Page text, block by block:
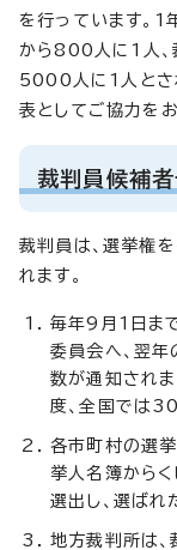
を行っています。
から800人に1人、
5000人に1人とさ
表としてご協力をお
裁判員候補
裁判員は、選挙権
れます。
毎年9月1日ま
委員会へ、翌
数が通知され
度、全国では
各市町村の選
挙人名簿から
選出し、選ばれ
地方裁判所は